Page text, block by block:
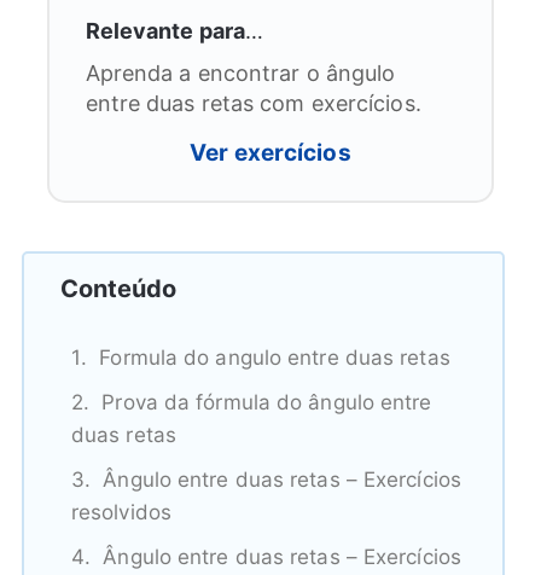
Relevante para…
Aprenda a encontrar o ângulo
entre duas retas com exercícios.
Ver exercícios
Conteúdo
Formula do angulo entre duas retas
Prova da fórmula do ângulo entre
duas retas
Ângulo entre duas retas – Exercícios
resolvidos
Ângulo entre duas retas – Exercícios